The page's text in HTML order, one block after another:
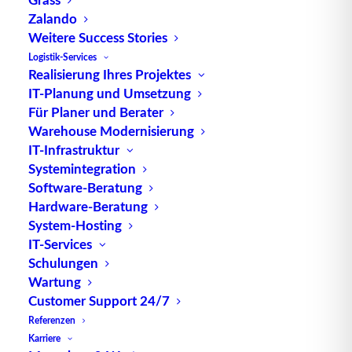
Zalando
Weitere Success Stories
Logistik-Services
Realisierung Ihres Projektes
IT-Planung und Umsetzung
Für Planer und Berater
Warehouse Modernisierung
IT-Infrastruktur
Systemintegration
Software-Beratung
Hardware-Beratung
System-Hosting
IT-Services
Schulungen
Wartung
Customer Support 24/7
Referenzen
Karriere
TUP GmbH & Co. KG
Die kombinierbare Lagerverwaltungs-Software von
TUP, liefert dank ihrer Flexibilität immer die
effektivste Lösung und ist zudem in hohem Maße
wiederverwendbar.
Kontakt
TUP GmbH & Co. KG
Fraunhoferstraße 1
D 76297 Stutensee